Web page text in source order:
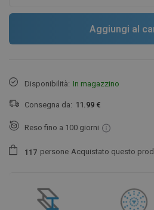
Aggiungi al
Disponibilità: In magazzino
Consegna da: 11.99 €
Reso fino a 100 giorni
1 1 7 persone Acquistato questo